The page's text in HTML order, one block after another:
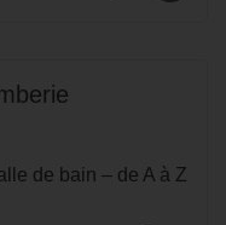
de bain – de A à Z